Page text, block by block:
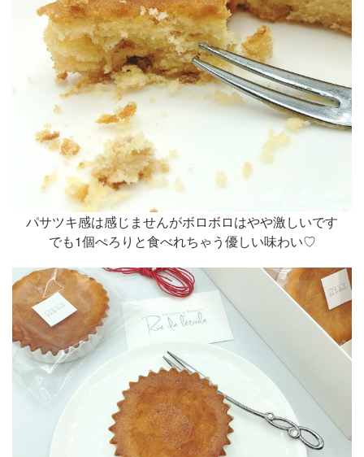
パサツキ感は感じませんがボロボロはやや激しいです
でも1個ぺろりと食べれちゃう優しい味わい♡